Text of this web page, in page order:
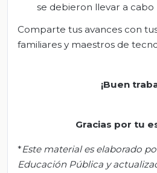
se debieron llevar a cabo
Comparte tus avances con
familiares y maestros de
¡Buen
Gracias por tu
*Este material es elaborado
Educación Pública y